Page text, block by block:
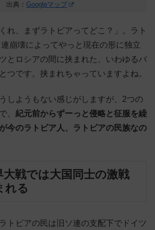
出典： Googleマップ
れ、まずラトビアってどこ？」。ラト
崩壊によってやっと現在の形に独立
とロシアの間に挟まれた、いわゆるバ
つです。挟まれちゃっていますよね。
しようもない感じがしますが、2つの
、 紀元前からずーっと侵略と征服を繰
今のラトビア人、ラトビアの民族なの
大戦では大国同士の激戦
れる
トビアの民は旧ソ連の支配下でドイツ